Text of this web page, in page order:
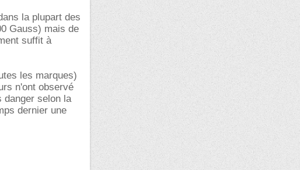
la plupart des
Gauss) mais de
suffit à
les marques)
n'ont observé
danger selon la
dernier une